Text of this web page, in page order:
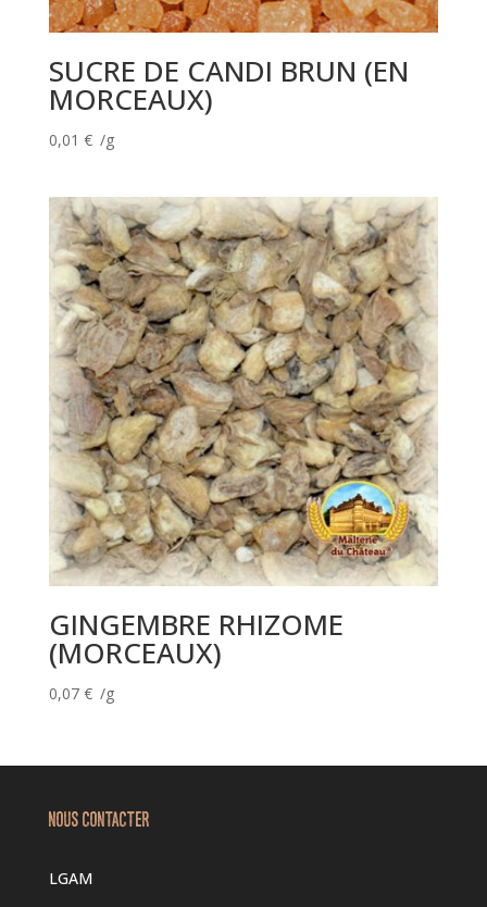
SUCRE DE CANDI BRUN (EN
MORCEAUX)
0,01 € /g
GINGEMBRE RHIZOME
(MORCEAUX)
0,07 € /g
NOUS CONTACTER
LGAM